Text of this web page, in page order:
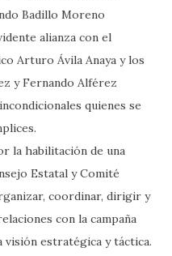
Badillo Moreno
alianza con el
Arturo Ávila Anaya y los
y Fernando Alférez
quienes se
la habilitación de una
Estatal y Comité
coordinar, dirigir y
con la campaña
visión estratégica y táctica.